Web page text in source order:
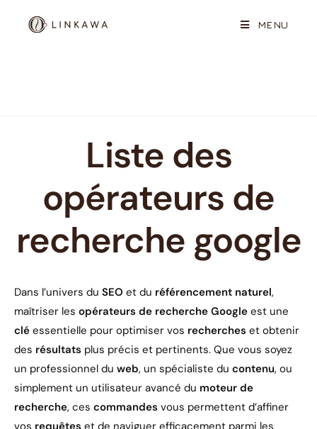
MENU
Liste des
opérateurs de
recherche google
Dans l’univers du SEO et du référencement naturel,
maîtriser les opérateurs de recherche Google est une
clé essentielle pour optimiser vos recherches et obtenir
des résultats plus précis et pertinents. Que vous soyez
un professionnel du web, un spécialiste du contenu, ou
simplement un utilisateur avancé du moteur de
recherche, ces commandes vous permettent d’affiner
vos requêtes et de naviguer efficacement parmi les